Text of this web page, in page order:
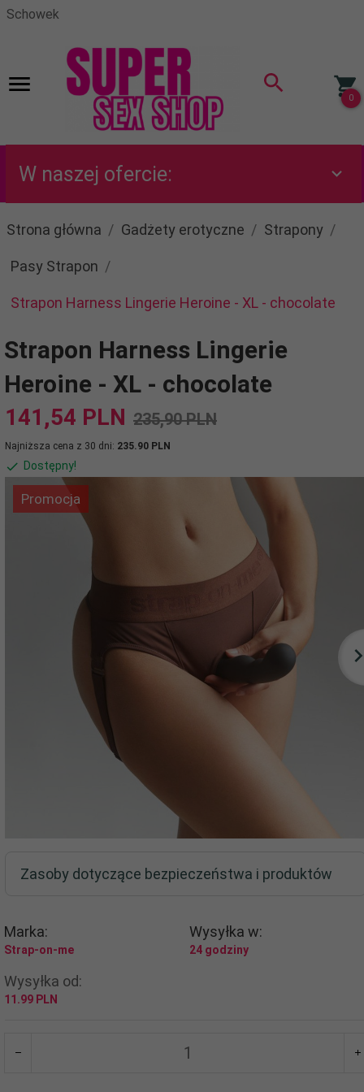
Schowek
0
W naszej ofercie:
Strona główna Gadżety erotyczne Strapony
Pasy Strapon
Strapon Harness Lingerie Heroine - XL - chocolate
Strapon Harness Lingerie
Heroine - XL - chocolate
141,54 PLN 235,90 PLN
Najniższa cena z 30 dni: 235.90 PLN
Dostępny!
Promocja
Zasoby dotyczące bezpieczeństwa i produktów
Marka:
Strap-on-me
Wysyłka w:
24 godziny
Wysyłka od:
11.99 PLN